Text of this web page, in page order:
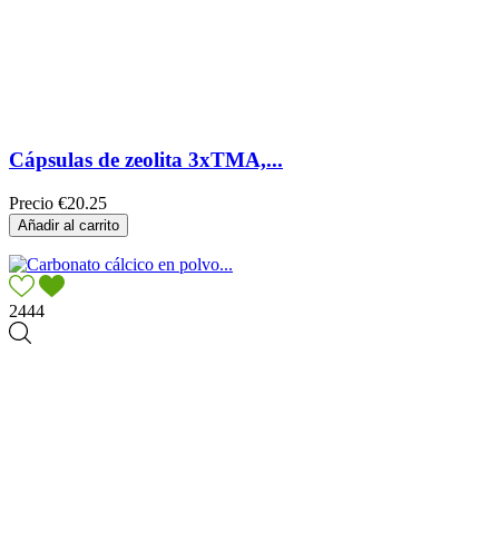
Cápsulas de zeolita 3xTMA,...
Precio €20.25
Añadir al carrito
2444